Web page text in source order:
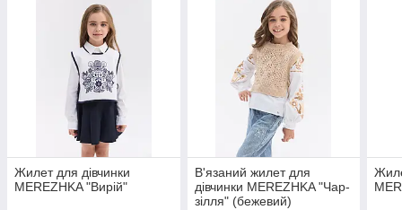
Жилет для дівчинки
MEREZHKA "Вирій"
В'язаний жилет для
дівчинки MEREZHKA "Чар-
зілля" (бежевий)